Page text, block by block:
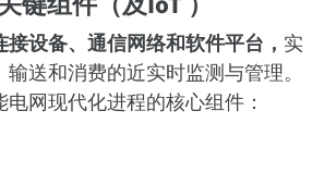
接设备、通信网络和软件平台， 实
送和消费的近实时监测与管理。
网现代化进程的核心组件：